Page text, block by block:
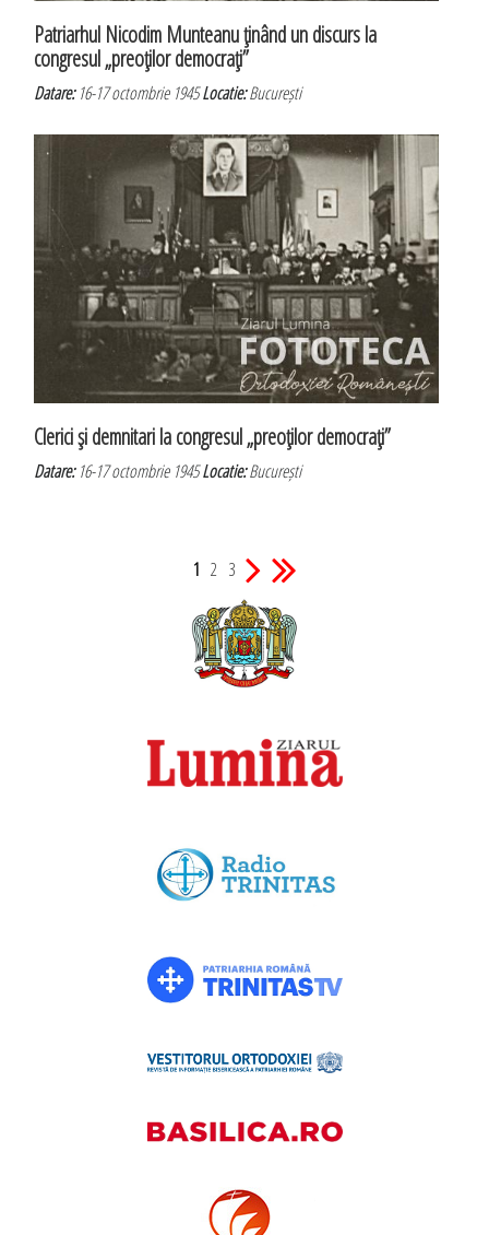
Patriarhul Nicodim Munteanu ţinând un discurs la
congresul „preoţilor democraţi”
Datare:16-17 octombrie 1945Locatie:București
Clerici şi demnitari la congresul „preoţilor democraţi”
Datare:16-17 octombrie 1945Locatie:București
1 2 3